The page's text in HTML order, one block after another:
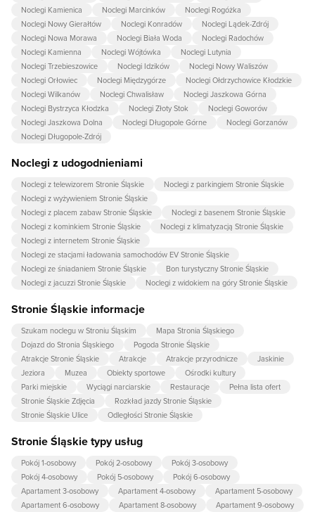
Noclegi Kamienica
Noclegi Marcinków
Noclegi Rogóżka
Noclegi Nowy Gierałtów
Noclegi Konradów
Noclegi Lądek-Zdrój
Noclegi Nowa Morawa
Noclegi Biała Woda
Noclegi Radochów
Noclegi Kamienna
Noclegi Wójtówka
Noclegi Lutynia
Noclegi Trzebieszowice
Noclegi Idzików
Noclegi Nowy Waliszów
Noclegi Orłowiec
Noclegi Międzygórze
Noclegi Ołdrzychowice Kłodzkie
Noclegi Wilkanów
Noclegi Chwalisław
Noclegi Jaszkowa Górna
Noclegi Bystrzyca Kłodzka
Noclegi Złoty Stok
Noclegi Goworów
Noclegi Jaszkowa Dolna
Noclegi Długopole Górne
Noclegi Gorzanów
Noclegi Długopole-Zdrój
Noclegi z udogodnieniami
Noclegi z telewizorem Stronie Śląskie
Noclegi z parkingiem Stronie Śląskie
Noclegi z wyżywieniem Stronie Śląskie
Noclegi z placem zabaw Stronie Śląskie
Noclegi z basenem Stronie Śląskie
Noclegi z kominkiem Stronie Śląskie
Noclegi z klimatyzacją Stronie Śląskie
Noclegi z internetem Stronie Śląskie
Noclegi ze stacjami ładowania samochodów EV Stronie Śląskie
Noclegi ze śniadaniem Stronie Śląskie
Bon turystyczny Stronie Śląskie
Noclegi z jacuzzi Stronie Śląskie
Noclegi z widokiem na góry Stronie Śląskie
Stronie Śląskie informacje
Szukam noclegu w Stroniu Śląskim
Mapa Stronia Śląskiego
Dojazd do Stronia Śląskiego
Pogoda Stronie Śląskie
Atrakcje Stronie Śląskie
Atrakcje Atrakcje przyrodnicze
Jaskinie
Jeziora
Muzea Obiekty sportowe
Ośrodki kultury
Parki miejskie
Wyciągi narciarskie Restauracje
Pełna lista ofert
Stronie Śląskie Zdjęcia
Rozkład jazdy Stronie Śląskie
Stronie Śląskie Ulice
Odległości Stronie Śląskie
Stronie Śląskie typy usług
Pokój 1-osobowy Pokój 2-osobowy
Pokój 3-osobowy
Pokój 4-osobowy
Pokój 5-osobowy
Pokój 6-osobowy
Apartament 3-osobowy
Apartament 4-osobowy
Apartament 5-osobowy
Apartament 6-osobowy
Apartament 8-osobowy
Apartament 9-osobowy